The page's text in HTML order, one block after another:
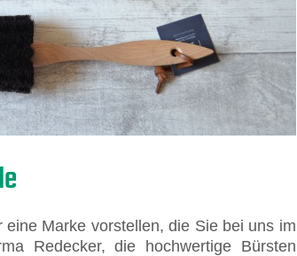
Marke vorstellen, die Sie bei uns im
Redecker, die hochwertige Bürsten